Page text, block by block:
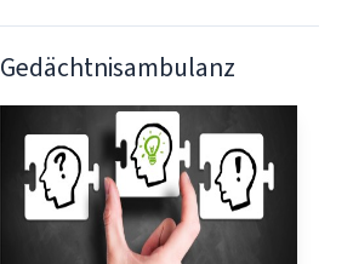
Gedächtnisambulanz